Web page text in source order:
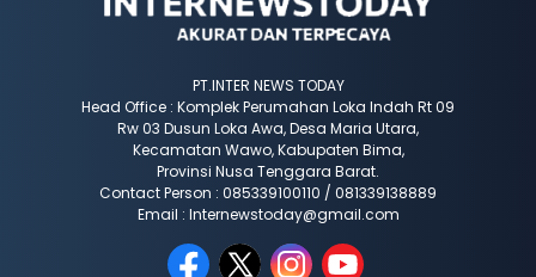
PT.INTER NEWS TODAY
Head Office : Komplek Perumahan Loka Indah Rt 09
Rw 03 Dusun Loka Awa, Desa Maria Utara,
Kecamatan Wawo, Kabupaten Bima,
Provinsi Nusa Tenggara Barat.
Contact Person : 085339100110 / 081339138889
Email : Internewstoday@gmail.com